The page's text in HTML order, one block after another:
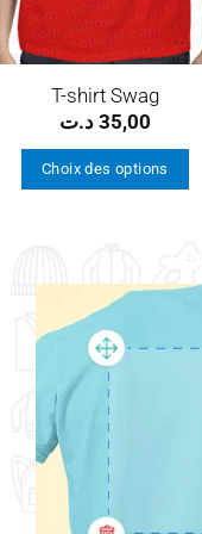
T-shirt Swag
35,00 د.ت
Choix des options
plusieurs
variations.
Les
options
peuvent
être
choisies
sur